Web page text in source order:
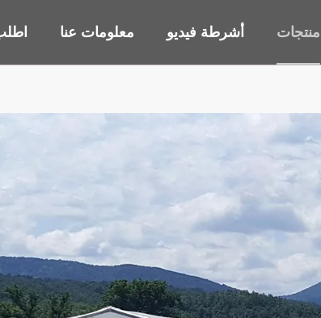
منتجات أشرطة فيديو معلومات عنا